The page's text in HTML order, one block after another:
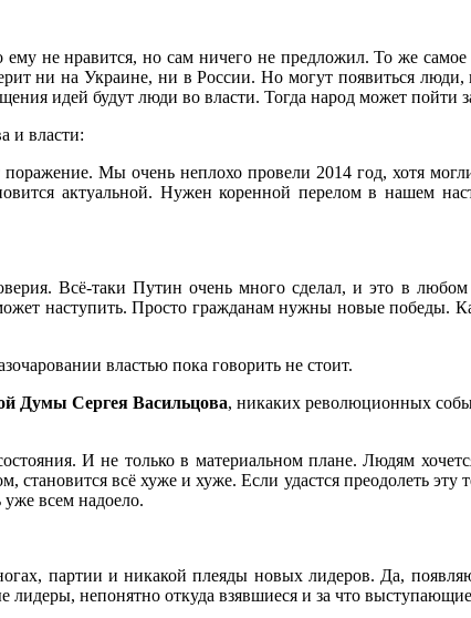
не нравится, но сам ничего не предложил. То же
ни на Украине, ни в России. Но могут появиться
идей будут люди во власти. Тогда народ может пойти
и власти:
Мы очень неплохо провели 2014 год, хотя
актуальной. Нужен коренной перелом в нашем
Всё-таки Путин очень много сделал, и это в любом
наступить. Просто гражданам нужны новые победы.
властью пока говорить не стоит.
Думы Сергея Васильцова, никаких революционных
И не только в материальном плане. Людям
всё хуже и хуже. Если удастся преодолеть эту
всем надоело.
партии и никакой плеяды новых лидеров. Да,
лидеры, непонятно откуда взявшиеся и за что